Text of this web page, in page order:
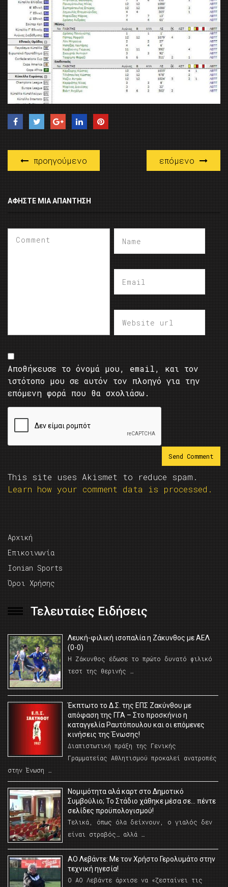
προηγούμενο επόμενο
ΑΦΉΣΤΕ ΜΙΑ ΑΠΆΝΤΗΣΗ
Αποθήκευσε το όνομά μου, email, και τον
ιστότοπο μου σε αυτόν τον πλοηγό για την
επόμενη φορά που θα σχολιάσω.
This site uses Akismet to reduce spam.
Learn how your comment data is processed.
Αρχική
Επικοινωνία
Ionian Sports
Όροι Χρήσης
Τελευταίες Ειδήσεις
Λευκή-φιλική ισοπαλία η Ζάκυνθος με ΑΕΛ
(0-0)
Η Ζάκυνθος έδωσε το πρώτο δυνατό φιλικό
τεστ της θερινής …
Έκπτωτο το Δ.Σ. της ΕΠΣ Ζακύνθου με
απόφαση της ΓΓΑ – Στο προσκήνιο η
καταγγελία Ραυτόπουλου και οι επόμενες
κινήσεις της Ένωσης!
Διαπιστωτική πράξη της Γενικής
Γραμματείας Αθλητισμού προκαλεί ανατροπές
στην Ένωση …
Νομιμότητα αλά καρτ στο Δημοτικό
Συμβούλιο; Το Στάδιο χάθηκε μέσα σε… πέντε
σελίδες προϋπολογισμού!
Τελικά, όπως όλα δείχνουν, ο γιαλός δεν
είναι στραβός… αλλά …
ΑΟ Λεβάντε: Με τον Χρήστο Γερολυμάτο στην
τεχνική ηγεσία!
Ο ΑΟ Λεβάντε άρχισε να «ζεσταίνει τις